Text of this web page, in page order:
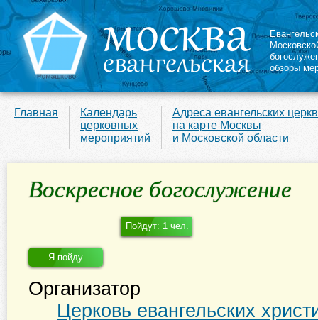
обзоры
Главная
Календарь
церковных
мероприятий
Адреса евангельских
на карте Москвы
и Московской области
Воскресное богослужение
Пойдут: 1 чел.
Я пойду
Организатор
Церковь евангельских